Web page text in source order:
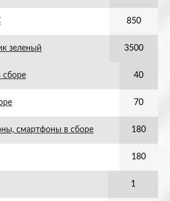
850
зеленый 3500
сборе 40
70
смартфоны в сборе 180
180
1